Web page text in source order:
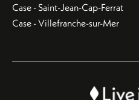
Case - Saint-Jean-Cap-Ferrat
Case - Villefranche-sur-Mer